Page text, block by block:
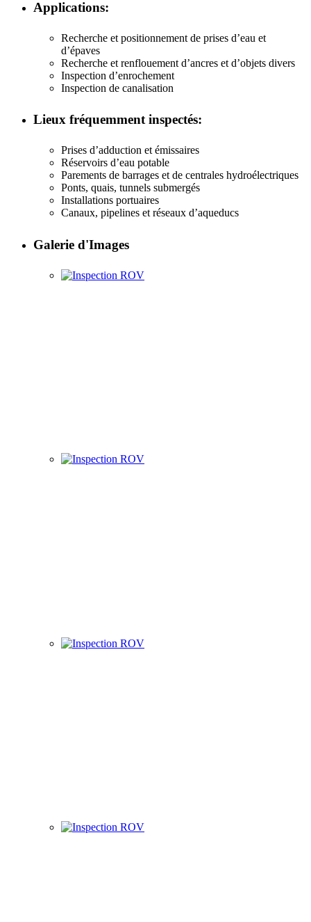
Applications:
Recherche et positionnement de prises d’eau et
d’épaves
Recherche et renflouement d’ancres et d’objets divers
Inspection d’enrochement
Inspection de canalisation
Lieux fréquemment inspectés:
Prises d’adduction et émissaires
Réservoirs d’eau potable
Parements de barrages et de centrales hydroélectriques
Ponts, quais, tunnels submergés
Installations portuaires
Canaux, pipelines et réseaux d’aqueducs
Galerie d'Images